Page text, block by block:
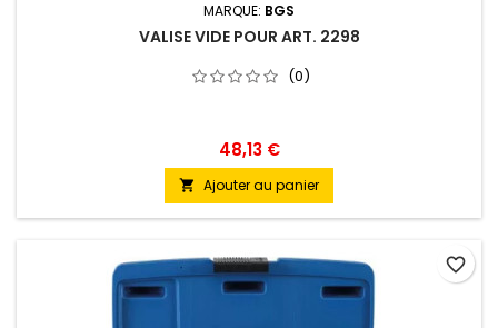
MARQUE: BGS
VALISE VIDE POUR ART. 2298
(0)
48,13 €
 Ajouter au panier
favorite_border